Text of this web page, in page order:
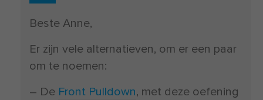
Beste Anne,
Er zijn vele alternatieven, om er een paar
om te noemen:
– De Front Pulldown, met deze oefening